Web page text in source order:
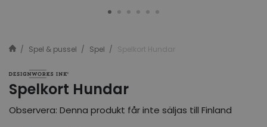
Spel & pussel Spel Spelkort Hundar
Spelkort Hundar
Observera: Denna produkt får inte säljas till Finland